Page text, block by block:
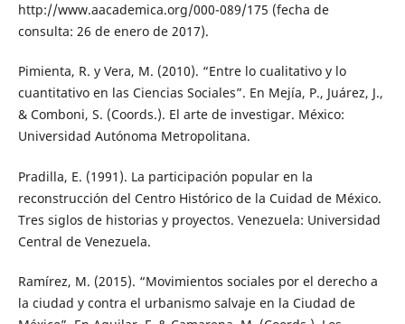
http://www.aacademica.org/000-089/175 (fecha de
consulta: 26 de enero de 2017).
Pimienta, R. y Vera, M. (2010). “Entre lo cualitativo y lo
cuantitativo en las Ciencias Sociales”. En Mejía, P., Juárez, J.,
& Comboni, S. (Coords.). El arte de investigar. México:
Universidad Autónoma Metropolitana.
Pradilla, E. (1991). La participación popular en la
reconstrucción del Centro Histórico de la Cuidad de México.
Tres siglos de historias y proyectos. Venezuela: Universidad
Central de Venezuela.
Ramírez, M. (2015). “Movimientos sociales por el derecho a
la ciudad y contra el urbanismo salvaje en la Ciudad de